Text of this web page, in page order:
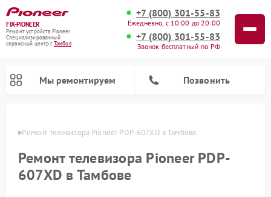
FIX-PIONEER
Ремонт устройств Pioneer
Специализированный
cервисный центр г.Тамбов
+7 (800) 301-55-83
Ежедневно, с 10:00 до 20:00
+7 (800) 301-55-83
Звонок бесплатный по РФ
Мы ремонтируем Позвонить
Ремонт телевизора Pioneer PDP-607XD в Тамбове
Ремонт телевизора Pioneer PDP-
607XD в Тамбове